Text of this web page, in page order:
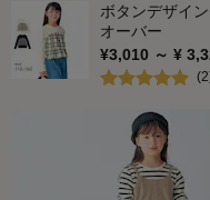
ボタンデザイ
オーバー
¥3,010 ～ ¥
(2